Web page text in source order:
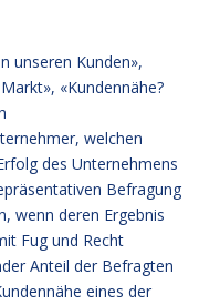
unseren Kunden»,
«Kundennähe?
welchen
des Unternehmens
Befragung
wenn deren Ergebnis
Fug und Recht
Anteil der Befragten
eines der